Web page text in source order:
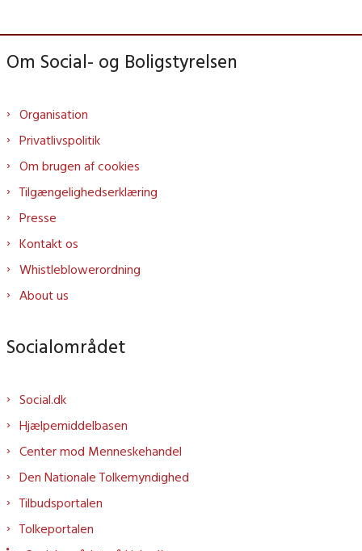
Om Social- og Boligstyrelsen
Organisation
Privatlivspolitik
Om brugen af cookies
Tilgængelighedserklæring
Presse
Kontakt os
Whistleblowerordning
About us
Socialområdet
Social.dk
Hjælpemiddelbasen
Center mod Menneskehandel
Den Nationale Tolkemyndighed
Tilbudsportalen
Tolkeportalen